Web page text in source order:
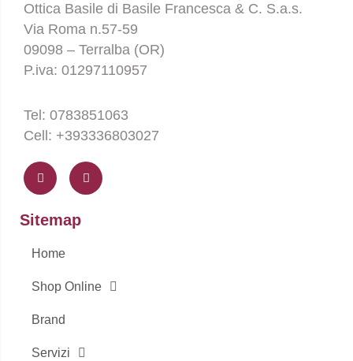
Ottica Basile di Basile Francesca & C. S.a.s.
Via Roma n.57-59
09098 – Terralba (OR)
P.iva: 01297110957
Tel: 0783851063
Cell: +393336803027
a
c
e
b
o
-
f
n
s
t
a
Sitemap
Home
Shop Online
Brand
Servizi